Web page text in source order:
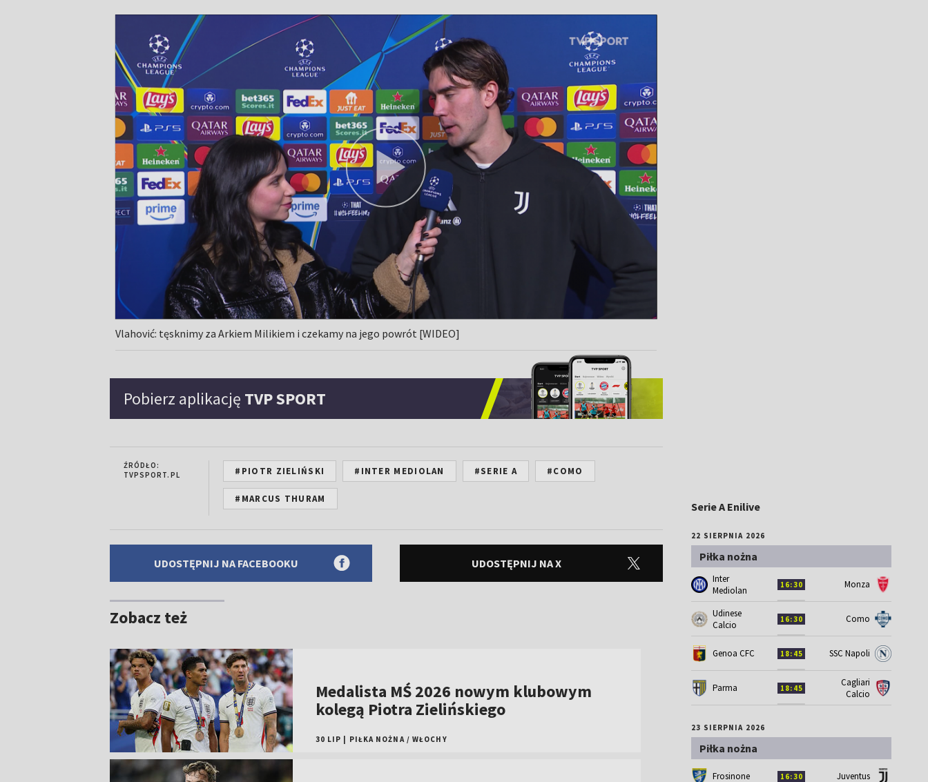
Vlahović: tęsknimy za Arkiem Milikiem i czekamy na jego powrót [WIDEO]
Pobierz aplikację TVP SPORT
ŹRÓDŁO:
TVPSPORT.PL
#PIOTR ZIELIŃSKI #INTER MEDIOLAN #SERIE A #COMO
#MARCUS THURAM
UDOSTĘPNIJ NA FACEBOOKU UDOSTĘPNIJ NA X
Zobacz też
Medalista MŚ 2026 nowym klubowym
kolegą Piotra Zielińskiego
30 LIP PIŁKA NOŻNA / WŁOCHY
Serie A Enilive
22 SIERPNIA 2026
Piłka nożna
Inter
Mediolan
16:30 Monza
Udinese
Calcio
16:30 Como
Genoa CFC 18:45 SSC Napoli
Parma 18:45
Cagliari
Calcio
23 SIERPNIA 2026
Piłka nożna
Frosinone 16:30 Juventus